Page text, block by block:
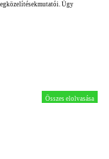
Úgy
Összes elolvasása